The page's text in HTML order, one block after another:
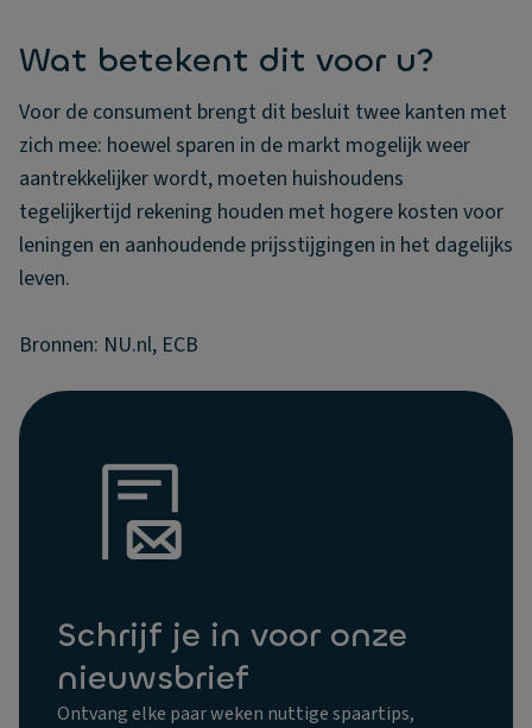
Wat betekent dit voor u?
Voor de consument brengt dit besluit twee kanten met
zich mee: hoewel sparen in de markt mogelijk weer
aantrekkelijker wordt, moeten huishoudens
tegelijkertijd rekening houden met hogere kosten voor
leningen en aanhoudende prijsstijgingen in het dagelijks
leven.
Bronnen: NU.nl, ECB
Schrijf je in voor onze
nieuwsbrief
Ontvang elke paar weken nuttige spaartips,